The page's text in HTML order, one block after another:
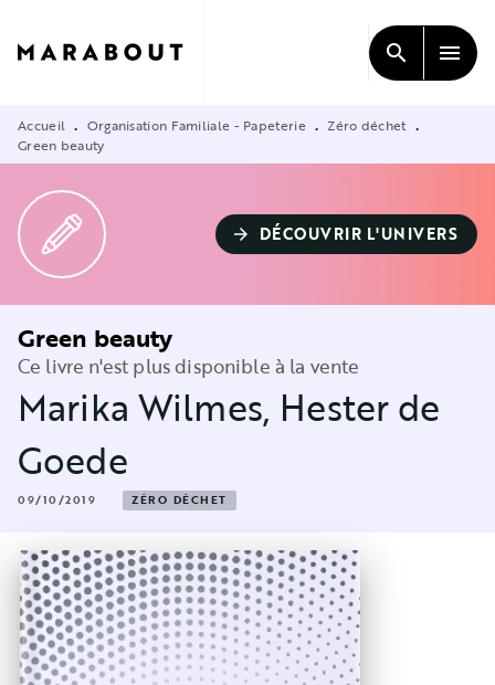
CONTENU
search menu
Accueil • Organisation Familiale - Papeterie • Zéro déchet •
Green beauty
arrow_forward DÉCOUVRIR L'UNIVERS
Green beauty
Ce livre n'est plus disponible à la vente
Marika Wilmes, Hester de
Goede
09/10/2019 ZÉRO DÉCHET